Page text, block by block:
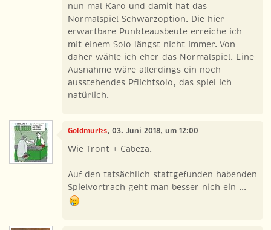
nun mal Karo und damit hat das
Normalspiel Schwarzoption. Die hier
erwartbare Punkteausbeute erreiche ich
mit einem Solo längst nicht immer. Von
daher wähle ich eher das Normalspiel. Eine
Ausnahme wäre allerdings ein noch
ausstehendes Pflichtsolo, das spiel ich
natürlich.
Goldmurks, 03. Juni 2018, um 12:00
Wie Tront + Cabeza.
Auf den tatsächlich stattgefunden habenden
Spielvortrach geht man besser nich ein ...